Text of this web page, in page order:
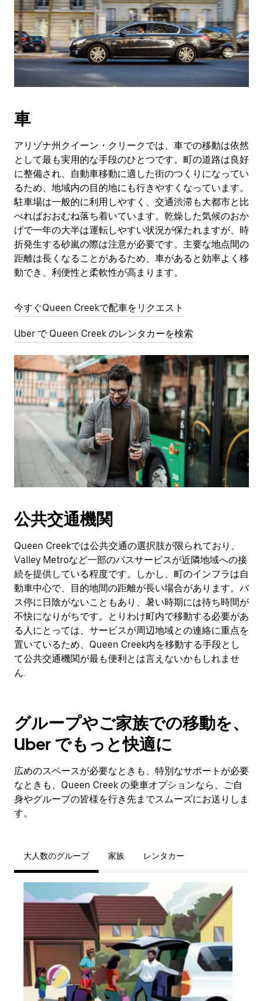
車
アリゾナ州クイーン・クリークでは、車での移動は依然
として最も実用的な手段のひとつです。町の道路は良好
に整備され、自動車移動に適した街のつくりになってい
るため、地域内の目的地にも行きやすくなっています。
駐車場は一般的に利用しやすく、交通渋滞も大都市と比
べればおおむね落ち着いています。乾燥した気候のおか
げで一年の大半は運転しやすい状況が保たれますが、時
折発生する砂嵐の際は注意が必要です。主要な地点間の
距離は長くなることがあるため、車があると効率よく移
動でき、利便性と柔軟性が高まります。
今すぐQueen Creekで配車をリクエスト
Uber で Queen Creek のレンタカーを検索
公共交通機関
Queen Creekでは公共交通の選択肢が限られており、
Valley Metroなど一部のバスサービスが近隣地域への接
続を提供している程度です。しかし、町のインフラは自
動車中心で、目的地間の距離が長い場合があります。バ
ス停に日陰がないこともあり、暑い時期には待ち時間が
不快になりがちです。とりわけ町内で移動する必要があ
る人にとっては、サービスが周辺地域との連絡に重点を
置いているため、Queen Creek内を移動する手段とし
て公共交通機関が最も便利とは言えないかもしれませ
ん.
グループやご家族での移動を、
Uber でもっと快適に
広めのスペースが必要なときも、特別なサポートが必要
なときも、Queen Creek の乗車オプションなら、ご自
身やグループの皆様を行き先までスムーズにお送りしま
す。
大人数のグループ 家族 レンタカー